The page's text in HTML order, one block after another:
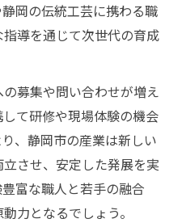
岡の伝統工芸に携わる職
導を通じて次世代の育成
募集や問い合わせが増え
て研修や現場体験の機会
、静岡市の産業は新しい
させ、安定した発展を実
富な職人と若手の融合
力となるでしょう。